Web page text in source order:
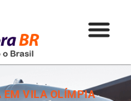
EM VILA OLÍMPIA